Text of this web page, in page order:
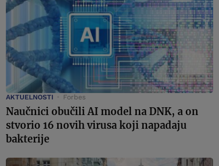
AKTUELNOSTI Forbes
Naučnici obučili AI model na DNK, a on
stvorio 16 novih virusa koji napadaju
bakterije